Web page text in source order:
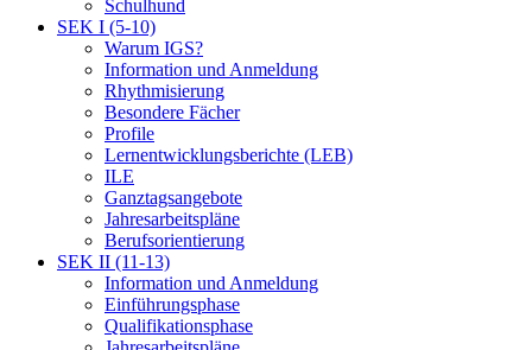
Schulhund
SEK I (5-10)
Warum IGS?
Information und Anmeldung
Rhythmisierung
Besondere Fächer
Profile
Lernentwicklungsberichte (LEB)
ILE
Ganztagsangebote
Jahresarbeitspläne
Berufsorientierung
SEK II (11-13)
Information und Anmeldung
Einführungsphase
Qualifikationsphase